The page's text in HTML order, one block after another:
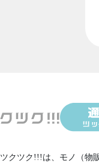
ツクツク!!!は、 モノ（物販